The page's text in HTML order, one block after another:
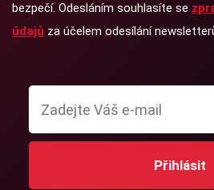
bezpečí. Odesláním souhlasíte se
údajů za účelem odesílání
Přihlásit